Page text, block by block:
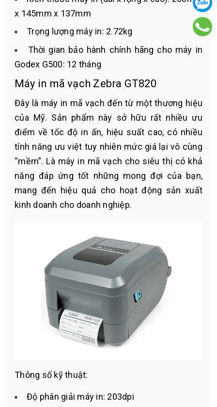
x 145mm x 137mm
Trọng lượng máy in: 2.72kg
Thời gian bảo hành chính hãng cho máy in
Godex G500: 12 tháng
Máy in mã vạch Zebra GT820
Đây là máy in mã vạch đến từ một thương hiệu
của Mỹ. Sản phẩm này sở hữu rất nhiều ưu
điểm về tốc độ in ấn, hiệu suất cao, có nhiều
tính năng ưu việt tuy nhiên mức giá lại vô cùng
“mềm”. Là máy in mã vạch cho siêu thị có khả
năng đáp ứng tốt những mong đợi của bạn,
mang đến hiệu quả cho hoạt động sản xuất
kinh doanh cho doanh nghiệp.
Thông số kỹ thuật:
Độ phân giải máy in: 203dpi